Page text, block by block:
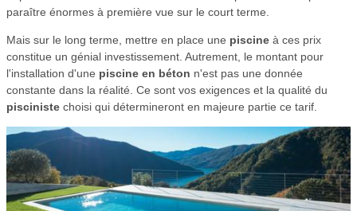
paraître énormes à première vue sur le court terme.
Mais sur le long terme, mettre en place une piscine à ces prix
constitue un génial investissement. Autrement, le montant pour
l'installation d'une piscine en béton n'est pas une donnée
constante dans la réalité. Ce sont vos exigences et la qualité du
pisciniste choisi qui détermineront en majeure partie ce tarif.